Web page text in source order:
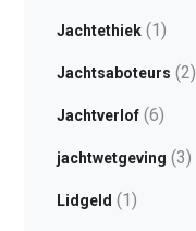
Jachtethiek(1)
Jachtsaboteurs (2)
Jachtverlof(6)
jachtwetgeving (3)
Lidgeld (1)